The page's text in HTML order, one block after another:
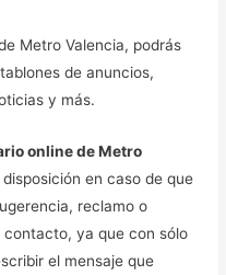
Metro Valencia, podrás
de anuncios,
y más.
online de Metro
en caso de que
reclamo o
ya que con sólo
el mensaje que